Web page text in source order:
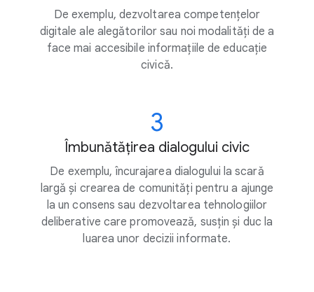
De exemplu, dezvoltarea competențelor
digitale ale alegătorilor sau noi modalități de a
face mai accesibile informațiile de educație
civică.
3
Îmbunătățirea dialogului civic
De exemplu, încurajarea dialogului la scară
largă și crearea de comunități pentru a ajunge
la un consens sau dezvoltarea tehnologiilor
deliberative care promovează, susțin și duc la
luarea unor decizii informate.